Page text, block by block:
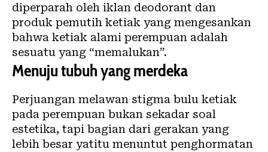
diperparah oleh iklan deodorant dan
produk pemutih ketiak yang mengesankan
bahwa ketiak alami perempuan adalah
sesuatu yang “memalukan”.
Menuju tubuh yang merdeka
Perjuangan melawan stigma bulu ketiak
pada perempuan bukan sekadar soal
estetika, tapi bagian dari gerakan yang
lebih besar yatitu menuntut penghormatan